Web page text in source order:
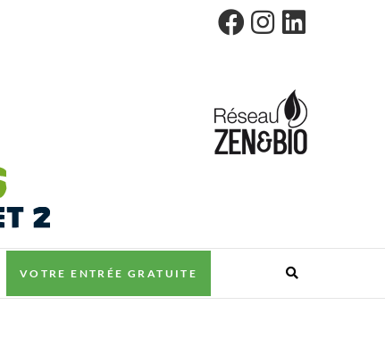
VOTRE ENTRÉE GRATUITE